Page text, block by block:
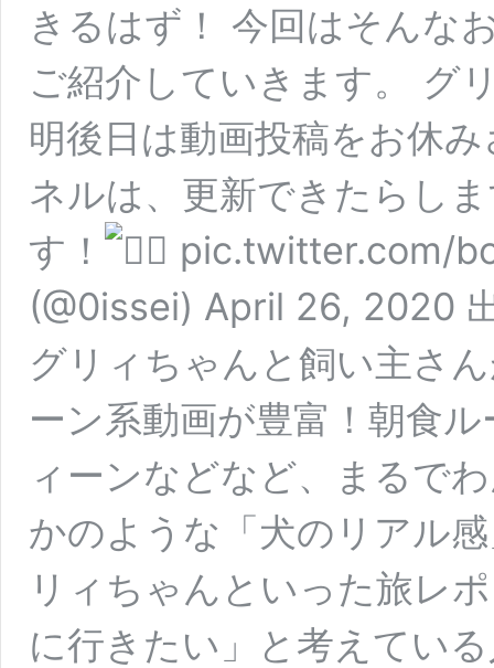
きるはず！ 今回はそんな
ご紹介していきます。 グ
明後日は動画投稿をお休
ネルは、更新できたらし
す！
pic.twitter.com/
(@0issei) April 26, 2020
グリィちゃんと飼い主さ
ーン系動画が豊富！朝食
ィーンなどなど、まるで
かのような「犬のリアル
リィちゃんといった旅レ
に行きたい」と考えてい